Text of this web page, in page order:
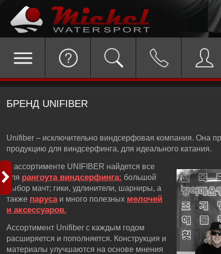
БРЕНД UNIFIBER
Unifiber – исключительно виндсерфовая компания. Она
продукцию для виндсерфинга, для идеального катания.
В ассортименте UNIFIBER найдется все
для рангоута виндсерфинга: большой
выбор мачт; гики, удлинители, шарниры, а
также парусаи много полезных мелочей
и аксессуаров.
Ассортимент Unifiber с каждым годом
расширяется и пополняется. Конструкция и
материалы улучшаются на основе мнения